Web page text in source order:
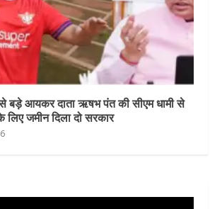
बड़े आयकर दाता ऋषभ पंत की सीएम धामी से
लिए जमीन दिला दो सरकार